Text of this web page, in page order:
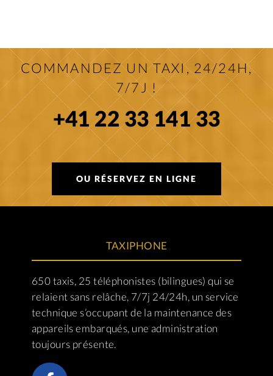
COMMANDEZ UN TAXI, 24/24H,
7/7J !
+41 22 33 141 33
OU RÉSERVEZ EN LIGNE
TAXIPHONE
650 taxis, 25 téléphonistes (bilingues) qui se
relaient sans relâche, 7/7j 24/24h, un service
technique s’occupant de la maintenance des
appareils embarqués, une administration
toujours présente.